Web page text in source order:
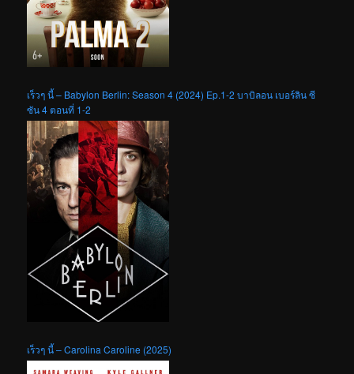
เร็วๆ นี้ – Babylon Berlin: Season 4 (2024) Ep.1-2 บาบิลอน เบอร์ลิน ซี
ซัน 4 ตอนที่ 1-2
เร็วๆ นี้ – Carolina Caroline (2025)